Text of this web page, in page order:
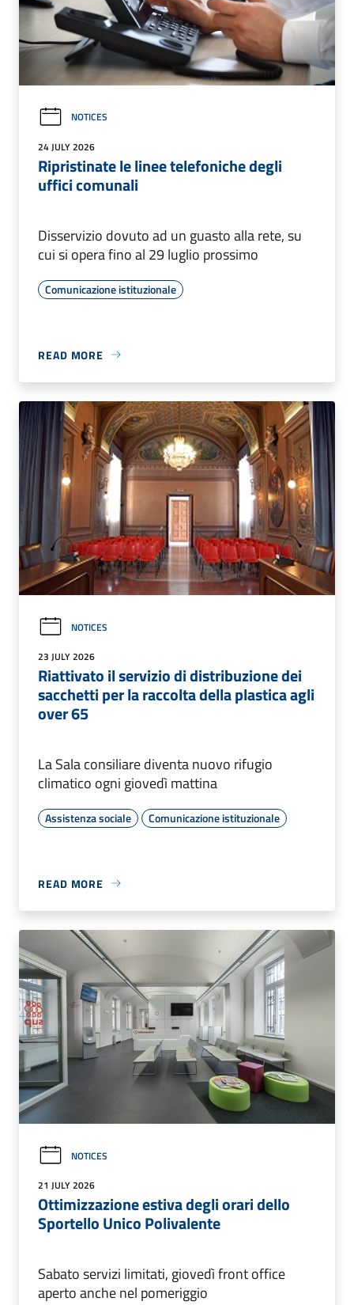
NOTICES
24 JULY 2026
Ripristinate le linee telefoniche degli
uffici comunali
Disservizio dovuto ad un guasto alla rete, su
cui si opera fino al 29 luglio prossimo
Comunicazione istituzionale
READ MORE
NOTICES
23 JULY 2026
Riattivato il servizio di distribuzione dei
sacchetti per la raccolta della plastica agli
over 65
La Sala consiliare diventa nuovo rifugio
climatico ogni giovedì mattina
Assistenza sociale Comunicazione istituzionale
READ MORE
NOTICES
21 JULY 2026
Ottimizzazione estiva degli orari dello
Sportello Unico Polivalente
Sabato servizi limitati, giovedì front office
aperto anche nel pomeriggio